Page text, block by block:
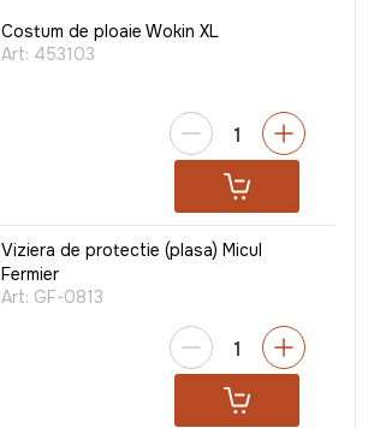
Costum de ploaie Wokin XL
Art: 453103
Viziera de protectie (plasa) Micul
Fermier
Art: GF-0813